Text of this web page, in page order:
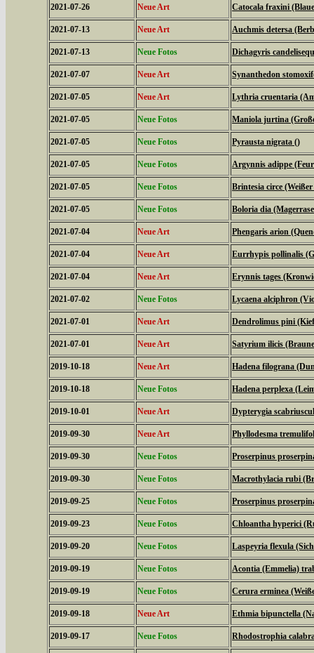
2021-07-26 Neue Art Catocala fraxini
2021-07-13 Neue Art Auchmis detersa
2021-07-13 Neue Fotos Dichagyris
2021-07-07 Neue Art Synanthedon
2021-07-05 Neue Art Lythria cruentaria
2021-07-05 Neue Fotos Maniola jurtina
2021-07-05 Neue Fotos Pyrausta nigrata ()
2021-07-05 Neue Fotos Argynnis adippe
2021-07-05 Neue Fotos Brintesia circe
2021-07-05 Neue Fotos Boloria dia
2021-07-04 Neue Art Phengaris arion
2021-07-04 Neue Art Eurrhypis pollinalis
2021-07-04 Neue Art Erynnis tages
2021-07-02 Neue Fotos Lycaena alciphron
2021-07-01 Neue Art Dendrolimus pini
2021-07-01 Neue Art Satyrium ilicis
2019-10-18 Neue Art Hadena filograna
2019-10-18 Neue Fotos Hadena perplexa
2019-10-01 Neue Art Dypterygia
2019-09-30 Neue Art Phyllodesma
2019-09-30 Neue Fotos Proserpinus
2019-09-30 Neue Fotos Macrothylacia rubi
2019-09-25 Neue Fotos Proserpinus
2019-09-23 Neue Fotos Chloantha hyperici
2019-09-20 Neue Fotos Laspeyria flexula
2019-09-19 Neue Fotos Acontia (Emmelia)
2019-09-19 Neue Fotos Cerura erminea
2019-09-18 Neue Art Ethmia bipunctella
2019-09-17 Neue Fotos Rhodostrophia